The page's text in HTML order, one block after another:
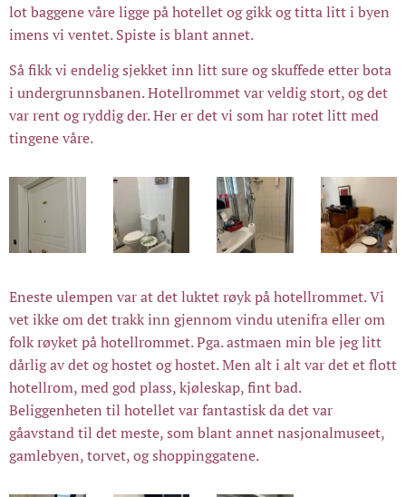
lot baggene våre ligge på hotellet og gikk og titta litt i byen
imens vi ventet. Spiste is blant annet.
Så fikk vi endelig sjekket inn litt sure og skuffede etter bota
i undergrunnsbanen. Hotellrommet var veldig stort, og det
var rent og ryddig der. Her er det vi som har rotet litt med
tingene våre.
Eneste ulempen var at det luktet røyk på hotellrommet. Vi
vet ikke om det trakk inn gjennom vindu utenifra eller om
folk røyket på hotellrommet. Pga. astmaen min ble jeg litt
dårlig av det og hostet og hostet. Men alt i alt var det et flott
hotellrom, med god plass, kjøleskap, fint bad.
Beliggenheten til hotellet var fantastisk da det var
gåavstand til det meste, som blant annet nasjonalmuseet,
gamlebyen, torvet, og shoppinggatene.